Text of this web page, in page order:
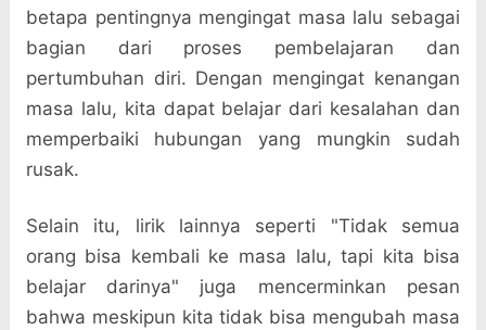
betapa pentingnya mengingat masa lalu sebagai
bagian dari proses pembelajaran dan
pertumbuhan diri. Dengan mengingat kenangan
masa lalu, kita dapat belajar dari kesalahan dan
memperbaiki hubungan yang mungkin sudah
rusak.
Selain itu, lirik lainnya seperti "Tidak semua
orang bisa kembali ke masa lalu, tapi kita bisa
belajar darinya" juga mencerminkan pesan
bahwa meskipun kita tidak bisa mengubah masa